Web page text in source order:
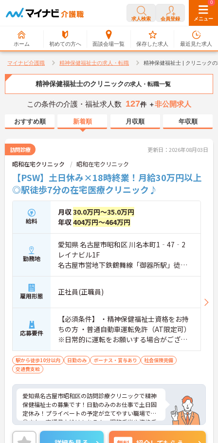
求人検索 会員登録 メニュー
ホーム 初めての方へ 面談会場一覧
0
保存した求人
0
最近見た求人
マイナビ介護職 精神保健福祉士の求人・転職 精神保健福祉士 | クリニック
精神保健福祉士のクリニックの求人・転職一覧
この条件の介護・福祉求人数 127件 ＋非公開求人
おすすめ順 新着順 月収順 年収順
訪問診療 更新日：2026年08月03日
昭和在宅クリニック 昭和在宅クリニック
【PSW】土日休み×18時終業！月給30万円以上
◎駅徒歩7分の在宅医療クリニック♪
給料
月収30.0万円～35.0万円
年収404万円～464万円
勤務地
愛知県 名古屋市昭和区 川名本町1‐47‐2
レイナビル1F
名古屋市営地下鉄鶴舞線「御器所駅」徒歩7
分
雇用形態 正社員(正職員)
応募要件
【必須条件】 ・精神保健福祉士資格をお持
ちの方 ・普通自動車運転免許（AT限定可）
※日常的に運転をお願いする場合がござい
ます 【歓迎条件】 ・人に優しくチームで動
ける方 ・誠実に人と向き合える方 ・人と接
とコミュニケーションが取れる方 ・タブレ
ットなどのデジタルツールを使用できる方
・精神科病院／クリニック／相談支援事業
所／地域移行支援／相談支援／アウトリー
チなどで3年以上の実務経験がある方
駅から徒歩10分以内 日勤のみ ボーナス・賞与あり
社会保険完備
交通費支給
愛知県名古屋市昭和区の訪問診療クリニックで精神
保健福祉士の募集です！日勤のみのお仕事で土日固
定休み！プライベートの予定が立てやすい職場です
◎また、交通費支給はもちろん、調整手当や資格手
当ありで待遇面も安心です♪ご興味のある方は面接
ポイントをお伝えしますので、お気軽にご連絡くだ